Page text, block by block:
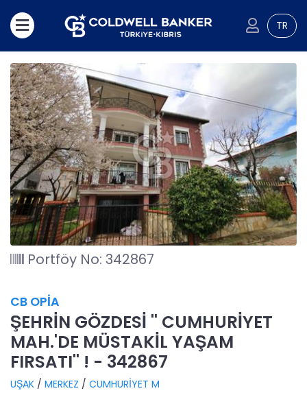
TR
Portföy No: 342867
CB OPİA
ŞEHRİN GÖZDESİ '' CUMHURİYET
MAH.'DE MÜSTAKİL YAŞAM
FIRSATI'' ! - 342867
UŞAK / MERKEZ / CUMHURİYET M